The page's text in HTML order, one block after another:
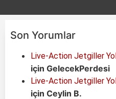
Son Yorumlar
Live-Action Jetgiller
için GelecekPerdesi
Live-Action Jetgiller
için Ceylin B.